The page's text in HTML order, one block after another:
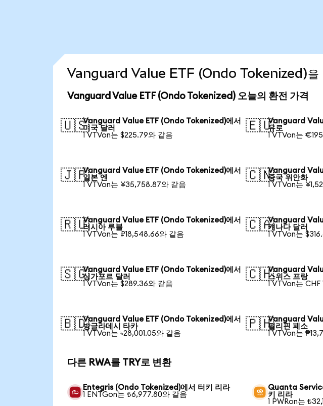
Vanguard Value ETF (Ondo Tokenized)을
Vanguard Value ETF (Ondo Tokenized) 오늘의 환전 가격
🇺🇸Vanguard Value ETF (Ondo Tokenized)에서
미국 달러
1 VTVon는 $225.79와 같음
🇪🇺Vanguard
유로
1 VTVon는
🇯🇵Vanguard Value ETF (Ondo Tokenized)에서
일본 엔
1 VTVon는 ¥35,758.87와 같음
🇨🇳Vanguard
중국 위안화
1 VTVon는
🇷🇺Vanguard Value ETF (Ondo Tokenized)에서
러시아 루블
1 VTVon는 ₽18,548.66와 같음
🇨🇦Vanguard
캐나다 달러
1 VTVon는
🇸🇬Vanguard Value ETF (Ondo Tokenized)에서
싱가포르 달러
1 VTVon는 $289.36와 같음
🇨🇭Vanguard
스위스 프랑
1 VTVon는 CHF
🇧🇩Vanguard Value ETF (Ondo Tokenized)에서
방글라데시 타카
1 VTVon는 ৳28,001.05와 같음
🇵🇭Vanguard
필리핀 페소
1 VTVon는
다른 RWA를 TRY로 변환
Entegris (Ondo Tokenized)에서 터키 리라
1 ENTGon는 ₺6,977.80와 같음
Quanta
키 리라
1 PWRon는